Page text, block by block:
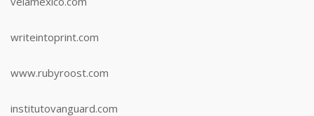
writeintoprint.com
www.rubyroost.com
institutovanguard.com